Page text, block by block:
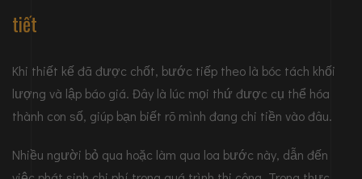
tiết
Khi thiết kế đã được chốt, bước tiếp theo là bóc tách khối
lượng và lập báo giá. Đây là lúc mọi thứ được cụ thể hóa
thành con số, giúp bạn biết rõ mình đang chi tiền vào đâu.
Nhiều người bỏ qua hoặc làm qua loa bước này, dẫn đến